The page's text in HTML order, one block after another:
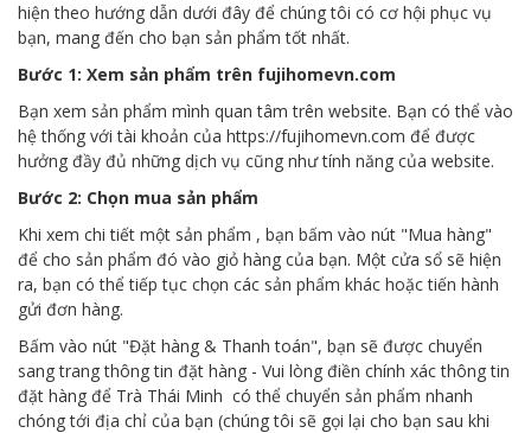
hiện theo hướng dẫn dưới đây để chúng tôi có cơ hội phục vụ
bạn, mang đến cho bạn sản phẩm tốt nhất.
Bước 1: Xem sản phẩm trên fujihomevn.com
Bạn xem sản phẩm mình quan tâm trên website. Bạn có thể vào
hệ thống với tài khoản của https://fujihomevn.com để được
hưởng đầy đủ những dịch vụ cũng như tính năng của website.
Bước 2: Chọn mua sản phẩm
Khi xem chi tiết một sản phẩm , bạn bấm vào nút "Mua hàng"
để cho sản phẩm đó vào giỏ hàng của bạn. Một cửa sổ sẽ hiện
ra, bạn có thể tiếp tục chọn các sản phẩm khác hoặc tiến hành
gửi đơn hàng.
Bấm vào nút "Đặt hàng & Thanh toán", bạn sẽ được chuyển
sang trang thông tin đặt hàng - Vui lòng điền chính xác thông tin
đặt hàng để Trà Thái Minh có thể chuyển sản phẩm nhanh
chóng tới địa chỉ của bạn (chúng tôi sẽ gọi lại cho bạn sau khi